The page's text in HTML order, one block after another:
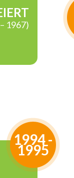
1967)
1994 -
1995